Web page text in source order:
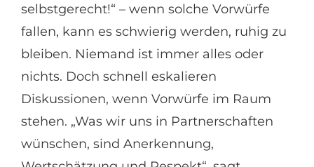
selbstgerecht!“ – wenn solche Vorwürfe
fallen, kann es schwierig werden, ruhig zu
bleiben. Niemand ist immer alles oder
nichts. Doch schnell eskalieren
Diskussionen, wenn Vorwürfe im Raum
stehen. „Was wir uns in Partnerschaften
wünschen, sind Anerkennung,